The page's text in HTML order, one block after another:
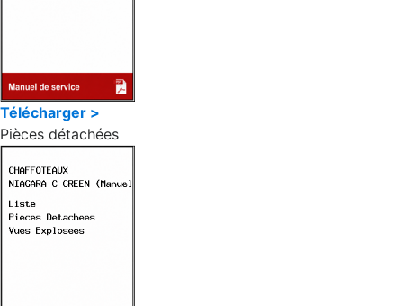
Télécharger >
Pièces détachées